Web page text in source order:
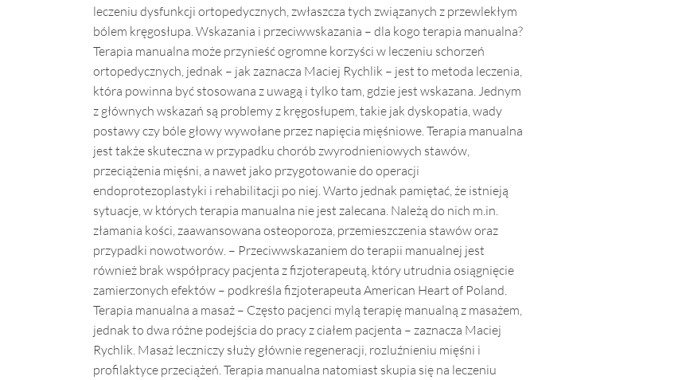
leczeniu dysfunkcji ortopedycznych, zwłaszcza tych związanych z przewlekłym
bólem kręgosłupa. Wskazania i przeciwwskazania – dla kogo terapia manualna?
Terapia manualna może przynieść ogromne korzyści w leczeniu schorzeń
ortopedycznych, jednak – jak zaznacza Maciej Rychlik – jest to metoda leczenia,
która powinna być stosowana z uwagą i tylko tam, gdzie jest wskazana. Jednym
z głównych wskazań są problemy z kręgosłupem, takie jak dyskopatia, wady
postawy czy bóle głowy wywołane przez napięcia mięśniowe. Terapia manualna
jest także skuteczna w przypadku chorób zwyrodnieniowych stawów,
przeciążenia mięśni, a nawet jako przygotowanie do operacji
endoprotezoplastyki i rehabilitacji po niej. Warto jednak pamiętać, że istnieją
sytuacje, w których terapia manualna nie jest zalecana. Należą do nich m.in.
złamania kości, zaawansowana osteoporoza, przemieszczenia stawów oraz
przypadki nowotworów. – Przeciwwskazaniem do terapii manualnej jest
również brak współpracy pacjenta z fizjoterapeutą, który utrudnia osiągnięcie
zamierzonych efektów – podkreśla fizjoterapeuta American Heart of Poland.
Terapia manualna a masaż – Często pacjenci mylą terapię manualną z masażem,
jednak to dwa różne podejścia do pracy z ciałem pacjenta – zaznacza Maciej
Rychlik. Masaż leczniczy służy głównie regeneracji, rozluźnieniu mięśni i
profilaktyce przeciążeń. Terapia manualna natomiast skupia się na leczeniu